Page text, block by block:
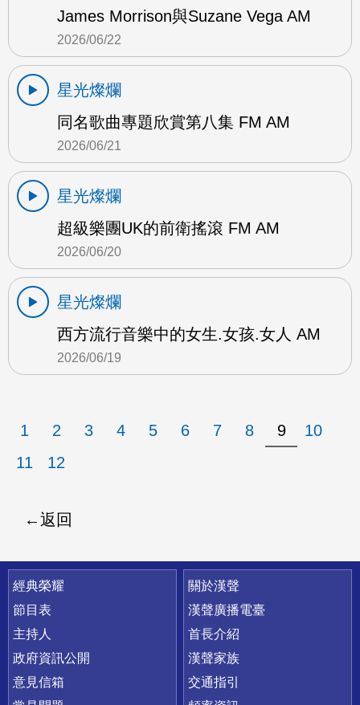
James Morrison與Suzane Vega AM
2026/06/22
星光燦爛
同名歌曲專題欣賞第八集 FM AM
2026/06/21
星光燦爛
超級樂團UK的前衛搖滾 FM AM
2026/06/20
星光燦爛
西方流行音樂中的女生.女孩.女人 AM
2026/06/19
1 2 3 4 5 6 7 8 9
10
11
12
返回
快速連結
經典榮耀
節目表
主持人
政府資訊公開
意見信箱
關於漢聲
漢聲廣播電臺
首長介紹
漢聲家族
交通指引